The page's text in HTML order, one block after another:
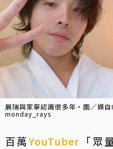
展瑞與家寧認識很多年。圖／擷
monday_rays
百萬YouTuber 「眾